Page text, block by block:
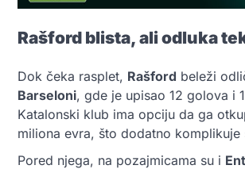
Rašford blista, ali odluka
Dok čeka rasplet, Rašford beleži
Barseloni, gde je upisao 12 golova i
Katalonski klub ima opciju da ga
miliona evra, što dodatno komplikuje
Pored njega, na pozajmicama su i